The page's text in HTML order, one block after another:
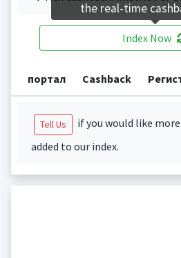
Index Now
портал Cashback
Tell Us
if you would like
added to our index.
the real-time